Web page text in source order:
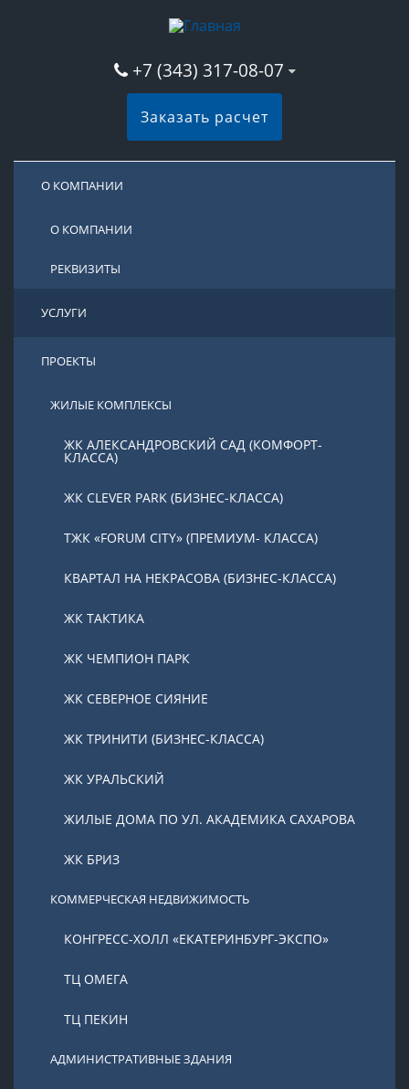
+7 (343) 317-08-07
Заказать расчет
О КОМПАНИИ
О КОМПАНИИ
РЕКВИЗИТЫ
УСЛУГИ
ПРОЕКТЫ
ЖИЛЫЕ КОМПЛЕКСЫ
ЖК АЛЕКСАНДРОВСКИЙ САД (КОМФОРТ-
КЛАССА)
ЖК CLEVER PARK (БИЗНЕС-КЛАССА)
ТЖК «FORUM CITY» (ПРЕМИУМ- КЛАССА)
КВАРТАЛ НА НЕКРАСОВА (БИЗНЕС-КЛАССА)
ЖК ТАКТИКА
ЖК ЧЕМПИОН ПАРК
ЖК СЕВЕРНОЕ СИЯНИЕ
ЖК ТРИНИТИ (БИЗНЕС-КЛАССА)
ЖК УРАЛЬСКИЙ
ЖИЛЫЕ ДОМА ПО УЛ. АКАДЕМИКА САХАРОВА
ЖК БРИЗ
КОММЕРЧЕСКАЯ НЕДВИЖИМОСТЬ
КОНГРЕСС-ХОЛЛ «ЕКАТЕРИНБУРГ-ЭКСПО»
ТЦ ОМЕГА
ТЦ ПЕКИН
АДМИНИСТРАТИВНЫЕ ЗДАНИЯ